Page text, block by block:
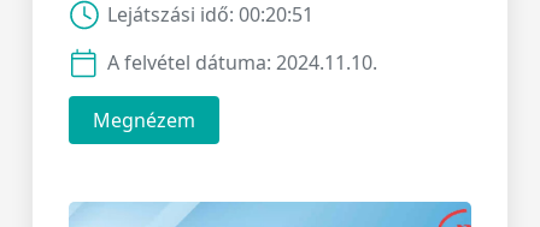
Lejátszási idő: 00:20:51
A felvétel dátuma: 2024.11.10.
Megnézem